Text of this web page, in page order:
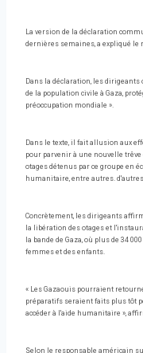
La version de la déclaration
dernières semaines, a expliqué
Dans la déclaration, les dirigeants
de la population civile à Gaza,
préoccupation mondiale ».
Dans le texte, il fait allusion aux
pour parvenir à une nouvelle
otages détenus par ce groupe en
humanitaire, entre autres.
Concrètement, les dirigeants
la libération des otages et
la bande de Gaza, où plus de 34
femmes et des enfants.
« Les Gazaouis pourraient
préparatifs seraient faits plus tôt
accéder à l'aide humanitaire »,
Selon le responsable américain